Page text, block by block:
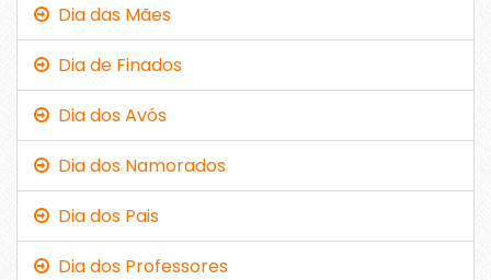
Dia das Mães
Dia de Finados
Dia dos Avós
Dia dos Namorados
Dia dos Pais
Dia dos Professores